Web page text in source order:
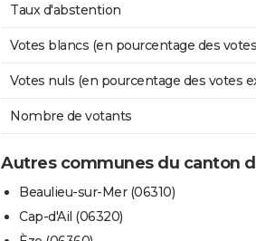
Taux d'abstention
Votes blancs (en pourcentage des
Votes nuls (en pourcentage des votes
Nombre de votants
Autres communes du canton
Beaulieu-sur-Mer (06310)
Cap-d'Ail (06320)